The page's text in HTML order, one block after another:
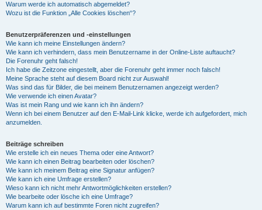
Warum werde ich automatisch abgemeldet?
Wozu ist die Funktion „Alle Cookies löschen“?
Benutzerpräferenzen und -einstellungen
Wie kann ich meine Einstellungen ändern?
Wie kann ich verhindern, dass mein Benutzername in der Online-Liste auftaucht?
Die Forenuhr geht falsch!
Ich habe die Zeitzone eingestellt, aber die Forenuhr geht immer noch falsch!
Meine Sprache steht auf diesem Board nicht zur Auswahl!
Was sind das für Bilder, die bei meinem Benutzernamen angezeigt werden?
Wie verwende ich einen Avatar?
Was ist mein Rang und wie kann ich ihn ändern?
Wenn ich bei einem Benutzer auf den E-Mail-Link klicke, werde ich aufgefordert, mich
anzumelden.
Beiträge schreiben
Wie erstelle ich ein neues Thema oder eine Antwort?
Wie kann ich einen Beitrag bearbeiten oder löschen?
Wie kann ich meinem Beitrag eine Signatur anfügen?
Wie kann ich eine Umfrage erstellen?
Wieso kann ich nicht mehr Antwortmöglichkeiten erstellen?
Wie bearbeite oder lösche ich eine Umfrage?
Warum kann ich auf bestimmte Foren nicht zugreifen?